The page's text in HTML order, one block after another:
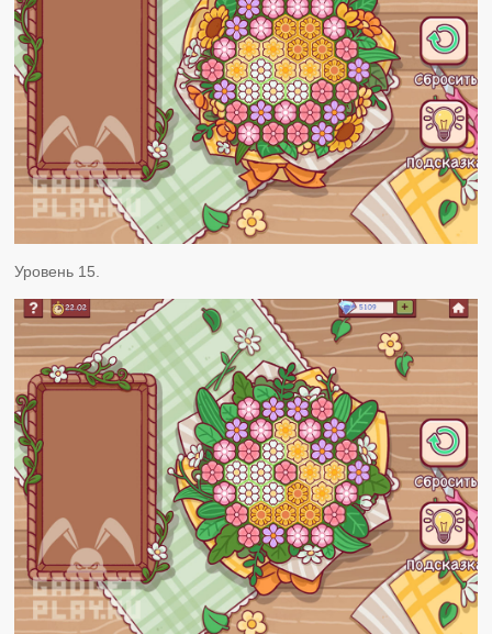
Уровень 15.